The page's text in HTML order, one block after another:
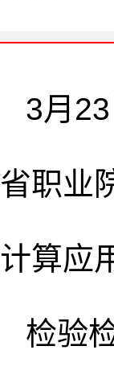
3月
省职业
计算应
检验